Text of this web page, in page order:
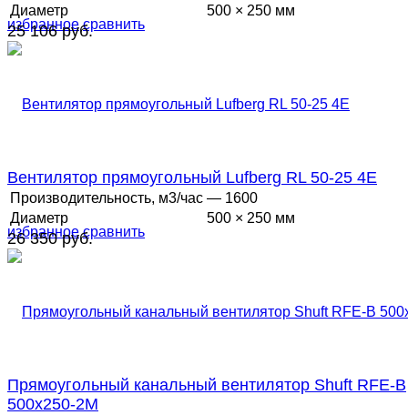
избранное сравнить
Диаметр
500 × 250 мм
25 106 руб.
избранное сравнить
Вентилятор прямоугольный Lufberg RL 50-25 4E
Производительность, м3/час — 1600
Диаметр
500 × 250 мм
26 350 руб.
Прямоугольный канальный вентилятор Shuft RFE-B
500x250-2M